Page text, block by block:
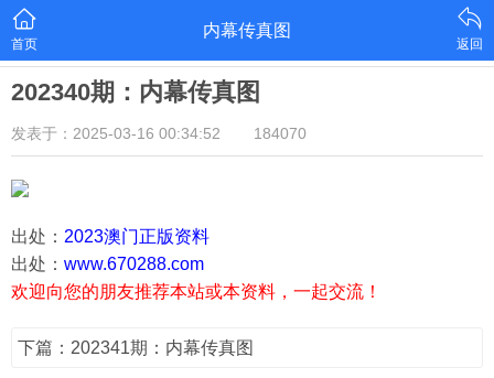
首页
内幕传真图
返回
202340期：内幕传真图
发表于：2025-03-16 00:34:52 184070
出处： 2023澳门正版资料
出处： www.670288.com
欢迎向您的朋友推荐本站或本资料，一起交流！
下篇：202341期：内幕传真图